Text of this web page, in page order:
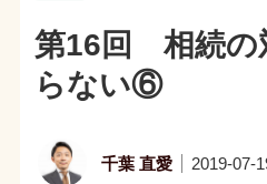
第16回 相続の
らない⑥
千葉 直愛 2019-07-